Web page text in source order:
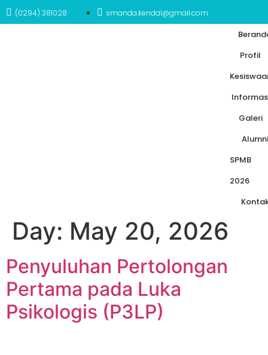
(0294) 381028 smanda.kendal@gmail.com
Profil
Galeri
Alumni
SPMB
2026
Day: May 20, 2026
Penyuluhan Pertolongan
Pertama pada Luka
Psikologis (P3LP)